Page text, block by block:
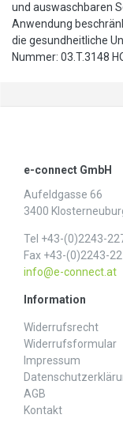
und auswaschbaren
Anwendung
die gesundheitliche
Nummer: 03.T.3148
e-connect GmbH
Aufeldgasse 66
3400
Tel +43-(0)2243-
Fax +43-(0)2243-
info@e-connect.at
Information
Widerrufs­recht
Widerrufs­formular
Impressum
AGB
Kontakt